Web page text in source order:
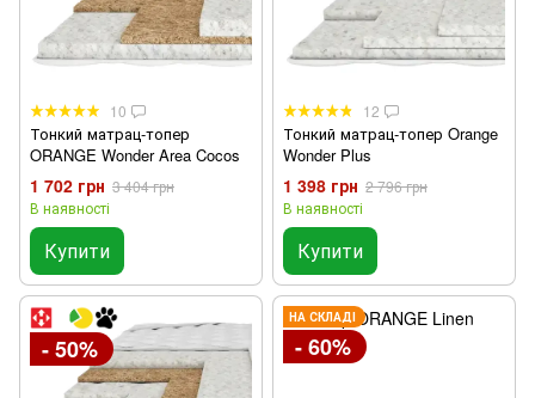
10
Тонкий матрац-топер
ORANGE Wonder Area Cocos
1 702 грн 3 404 грн
В наявності
Купити
12
Тонкий матрац-топер Orange
Wonder Plus
1 398 грн 2 796 грн
В наявності
Купити
- 50%
НА СКЛАДІ
- 60%